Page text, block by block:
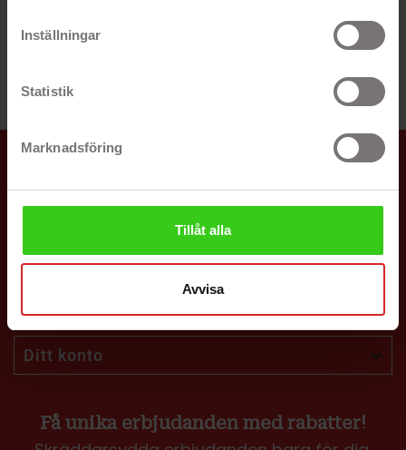
Inställningar
Statistik
Marknadsföring
Tillåt alla
Avvisa
Tillsammans ger vi datorer och mobiler nytt liv igen, så vi
använder jordens resurser på bästa sätt!

Navigering
Läs mer 

Ditt konto 
Få unika erbjudanden med rabatter!